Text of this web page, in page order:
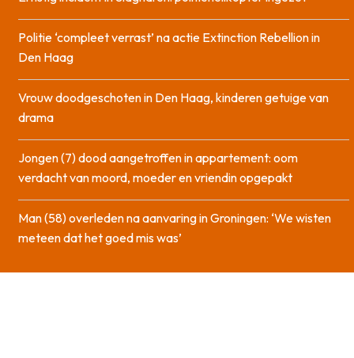
Politie ‘compleet verrast’ na actie Extinction Rebellion in
Den Haag
Vrouw doodgeschoten in Den Haag, kinderen getuige van
drama
Jongen (7) dood aangetroffen in appartement: oom
verdacht van moord, moeder en vriendin opgepakt
Man (58) overleden na aanvaring in Groningen: ‘We wisten
meteen dat het goed mis was’